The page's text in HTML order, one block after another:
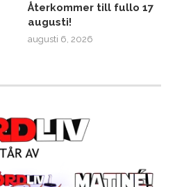
Återkommer till fullo 17
augusti!
augusti 6, 2026